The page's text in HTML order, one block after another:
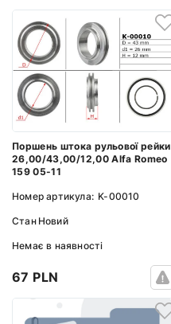
Поршень штока рульової рейки
26,00/43,00/12,00 Alfa Romeo
159 05-11
Номер артикула: K-00010
Стан Новий
Немає в наявності
67 PLN